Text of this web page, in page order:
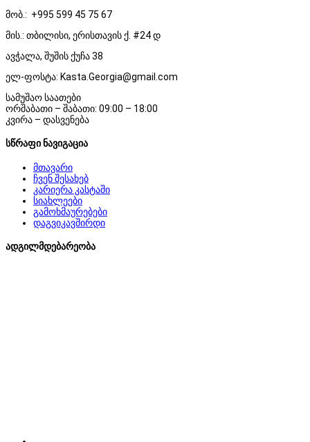
მობ.: +995 599 45 75 67
მის.: თბილისი, ერისთავის ქ. #24 დ
ავჭალა, შუშის ქუჩა 38
ელ-ფოსტა: Kasta.Georgia@gmail.com
სამუშაო საათები
ორშაბათი – შაბათი: 09:00 – 18:00
კვირა – დასვენება
სწრაფი ნავიგაცია
მთავარი
ჩვენ შესახებ
კარიერა კასტაში
სიახლეები
გამოხმაურებები
დაგვიკავშირდი
ადგილმდებარეობა